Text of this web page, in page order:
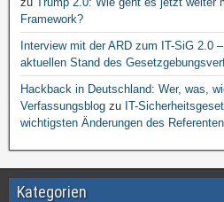
Framework?
Interview mit der ARD zum IT-SiG 2.0
aktuellen Stand des
Hackback in Deutschland: Wer, was,
Verfassungsblog zu IT-
wichtigsten Änderungen des
Kategorien